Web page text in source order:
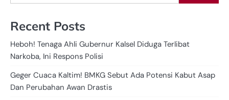
Recent Posts
Heboh! Tenaga Ahli Gubernur Kalsel Diduga Terlibat
Narkoba, Ini Respons Polisi
Geger Cuaca Kaltim! BMKG Sebut Ada Potensi Kabut Asap
Dan Perubahan Awan Drastis